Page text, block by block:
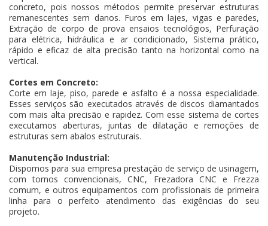
concreto, pois nossos métodos permite preservar estruturas
remanescentes sem danos. Furos em lajes, vigas e paredes,
Extração de corpo de prova ensaios tecnológios, Perfuração
para elétrica, hidráulica e ar condicionado, Sistema prático,
rápido e eficaz de alta precisão tanto na horizontal como na
vertical.
Cortes em Concreto:
Corte em laje, piso, parede e asfalto é a nossa especialidade.
Esses serviços são executados através de discos diamantados
com mais alta precisão e rapidez. Com esse sistema de cortes
executamos aberturas, juntas de dilatação e remoções de
estruturas sem abalos estruturais.
Manutenção Industrial:
Dispomos para sua empresa prestação de serviço de usinagem,
com tornos convencionais, CNC, Frezadora CNC e Frezza
comum, e outros equipamentos com profissionais de primeira
linha para o perfeito atendimento das exigências do seu
projeto.